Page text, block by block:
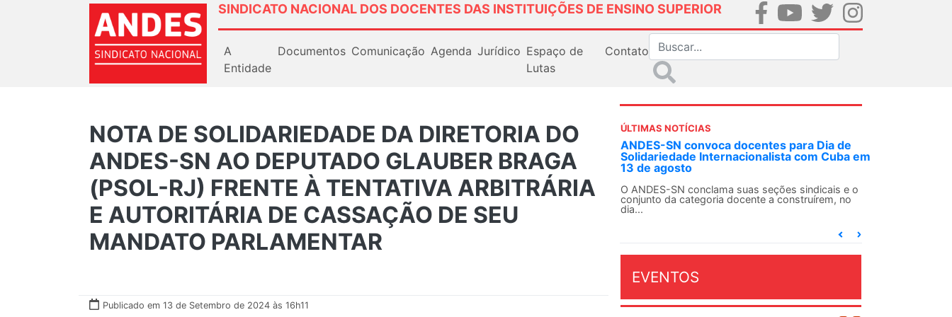
SINDICATO NACIONAL DOS DOCENTES DAS INSTITUIÇÕES DE ENSINO SUPERIOR
A
Entidade
Documentos Comunicação Agenda Jurídico Espaço de
Lutas
Contato
NOTA DE SOLIDARIEDADE DA DIRETORIA DO
ANDES-SN AO DEPUTADO GLAUBER BRAGA
(PSOL-RJ) FRENTE À TENTATIVA ARBITRÁRIA
E AUTORITÁRIA DE CASSAÇÃO DE SEU
MANDATO PARLAMENTAR
Publicado em 13 de Setembro de 2024 às 16h11
ÚLTIMAS NOTÍCIAS
ANDES-SN convoca docentes para Dia de
Solidariedade Internacionalista com Cuba em
13 de agosto
O ANDES-SN conclama suas seções sindicais e o
conjunto da categoria docente a construírem, no
dia...
EVENTOS